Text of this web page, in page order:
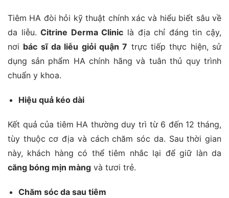
Tiêm HA đòi hỏi kỹ thuật chính xác và hiểu biết sâu về
da liễu.Citrine Derma Clinic là địa chỉ đáng tin cậy,
nơi bác sĩ da liễu giỏi quận 7 trực tiếp thực hiện, sử
dụng sản phẩm HA chính hãng và tuân thủ quy trình
chuẩn y khoa.
Hiệu quả kéo dài
Kết quả của tiêm HA thường duy trì từ 6 đến 12 tháng,
tùy thuộc cơ địa và cách chăm sóc da. Sau thời gian
này, khách hàng có thể tiêm nhắc lại để giữ làn da
căng bóng mịn màng và tươi trẻ.
Chăm sóc da sau tiêm